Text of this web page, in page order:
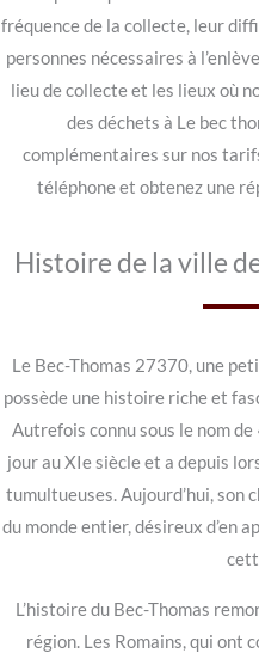
fréquence de la collecte, leur
personnes nécessaires à
lieu de collecte et les lieux où
des déchets à Le bec
complémentaires sur nos
téléphone et obtenez une
Histoire de la ville
Le Bec-Thomas 27370, une
possède une histoire riche et
Autrefois connu sous le nom de
jour au XIe siècle et a depuis
tumultueuses. Aujourd’hui,
du monde entier, désireux d’en
L’histoire du Bec-Thomas
région. Les Romains, qui ont